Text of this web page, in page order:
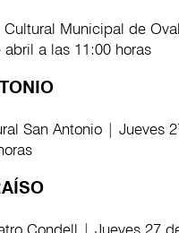
Cultural Municipal de
abril a las 11:00 horas
San Antonio | Jueves
Condell | Jueves 27